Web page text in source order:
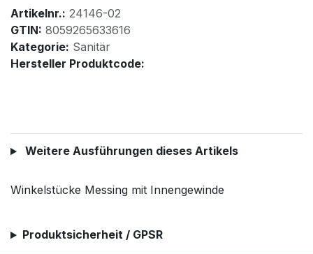
Artikelnr.: 24146-02
GTIN: 8059265633616
Kategorie: Sanitär
Hersteller Produktcode:
Weitere Ausführungen dieses Artikels
Winkelstücke Messing mit Innengewinde
Produktsicherheit / GPSR